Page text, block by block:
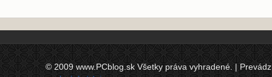
© 2009 www.PCblog.sk Všetky práva vyhradené. |